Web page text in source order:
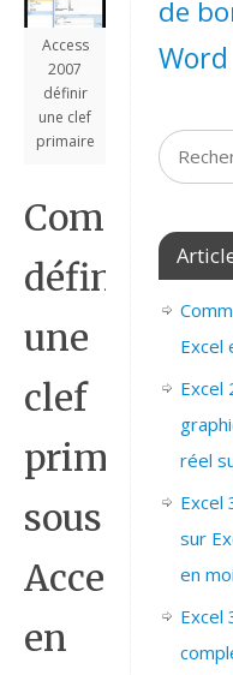
Access
2007
définir
une clef
primaire
Comment
définir
une
clef
primaire
sous
Access
en
de
Word
Excel
Excel
réel
Excel
sur
en
Excel